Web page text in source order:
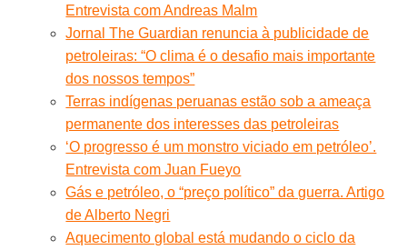
Entrevista com Andreas Malm
Jornal The Guardian renuncia à publicidade de
petroleiras: “O clima é o desafio mais importante
dos nossos tempos”
Terras indígenas peruanas estão sob a ameaça
permanente dos interesses das petroleiras
‘O progresso é um monstro viciado em petróleo’.
Entrevista com Juan Fueyo
Gás e petróleo, o “preço político” da guerra. Artigo
de Alberto Negri
Aquecimento global está mudando o ciclo da